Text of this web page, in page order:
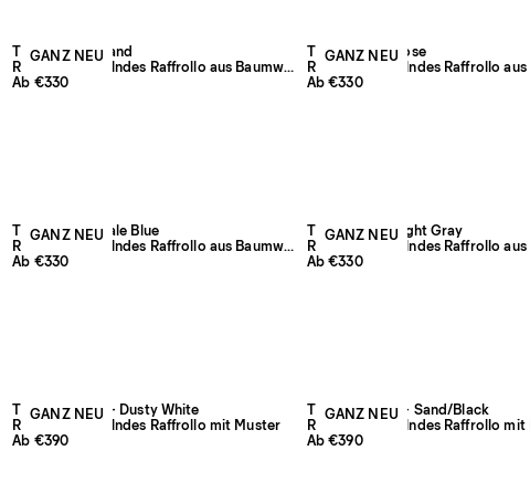
GANZ NEU
The Shade – Sand
Raumverdunkelndes Raffrollo aus Baumwolle und Leinen
Ab €330
GANZ NEU
The Shade – Rose
Ab €330
GANZ NEU
The Shade – Pale Blue
Raumverdunkelndes Raffrollo aus Baumwolle und Leinen
Ab €330
GANZ NEU
The Shade – Light Gray
Ab €330
GANZ NEU
The Cardigan – Dusty White
Raumverdunkelndes Raffrollo mit Muster
Ab €390
GANZ NEU
The Cardigan – Sand/Black
Raumverdunkelndes Raffrollo mit
Ab €390